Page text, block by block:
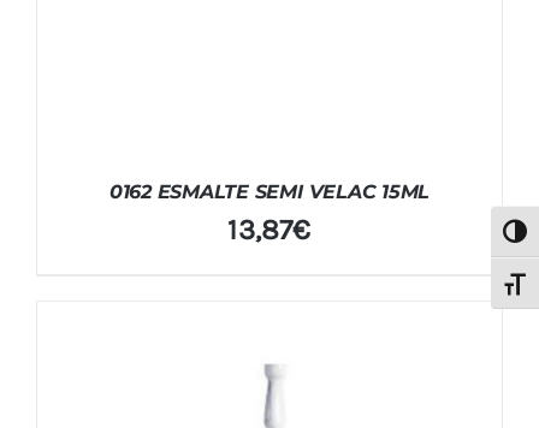
0162 ESMALTE SEMI VELAC 15ML
13,87€